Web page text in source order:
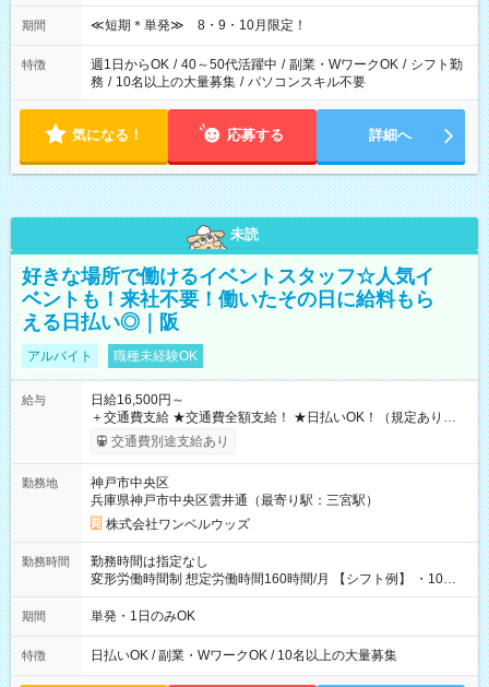
期間 ≪短期＊単発≫ 8・9・10月限定！
特徴 週1日からOK / 40～50代活躍中 / 副業・WワークOK / シフト勤
務 / 10名以上の大量募集 / パソコンスキル不要
気になる！ 応募する 詳細へ
未読
好きな場所で働けるイベントスタッフ☆人気イ
ベントも！来社不要！働いたその日に給料もら
える日払い◎｜阪
アルバイト 職種未経験OK
給与
日給16,500円～
＋交通費支給 ★交通費全額支給！ ★日払いOK！（規定あり） ┗
働いたその日に現金GET♪ お仕事後はコンビニATMから 日払
交通費別途支給あり
勤務地
神戸市中央区
兵庫県神戸市中央区雲井通（最寄り駅：三宮駅）
株式会社ワンベルウッズ
勤務時間
勤務時間は指定なし
変形労働時間制 想定労働時間160時間/月 【シフト例】 ・10：
00～20：00
期間 単発・1日のみOK
特徴 日払いOK / 副業・WワークOK / 10名以上の大量募集